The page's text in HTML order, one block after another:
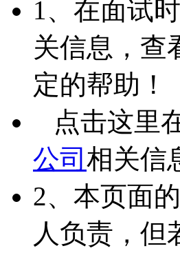
1、在面试
关信息，查
定的帮助！
点击这里
公司 相关信
2、本页面
人负责，但